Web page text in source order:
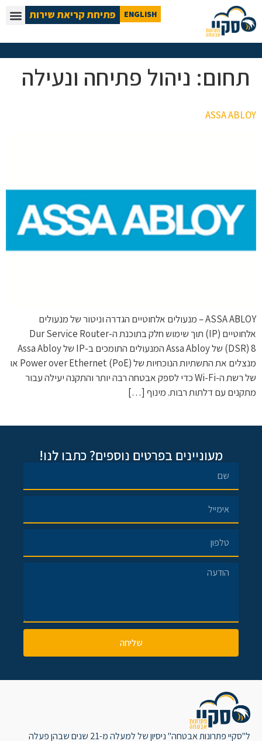
פתיחת קריאת שירות ENGLISH
תחום: ניהול פתיחה ונעילה
ASSA ABLOY
ASSA ABLOY – מנעולים אלחוטיים הגדרה וניטור של מנעולים
אלחוטיים (IP) תוך שימוש חלק בתוכנת ה-Dur Service Router
(DSR) 8 של Assa Abloy המנעולים התומכים ב-IP של Assa Abloy
מנצלים את התשתיות הנוכחיות של Power over Ethernet (PoE) או
של רשת ה-Wi-Fi כדי לספק אבטחה רבה יותר והתקנה יעילה עבור
מתקנים עם דלתות רבות. מינוף […]
מעוניינים בפרטים נוספים? כתבו לנו!
שליחה
ל"סקיי פתרונות אבטחה" ניסיון של למעלה מ-21 שנים שבהן פעלה